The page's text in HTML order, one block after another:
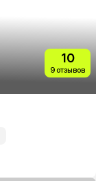
10
9 отзывов